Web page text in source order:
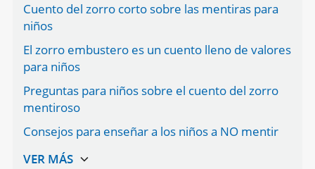
Cuento del zorro corto sobre las mentiras para
niños
El zorro embustero es un cuento lleno de valores
para niños
Preguntas para niños sobre el cuento del zorro
mentiroso
Consejos para enseñar a los niños a NO mentir